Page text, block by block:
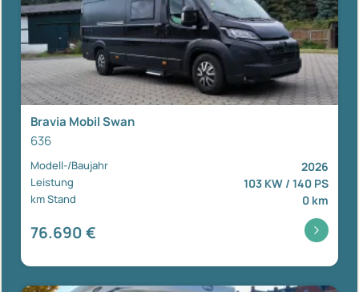
Bravia Mobil Swan
636
Modell-/Baujahr 2026
Leistung 103 KW / 140 PS
km Stand 0 km
76.690 €